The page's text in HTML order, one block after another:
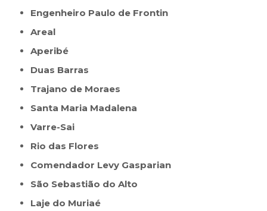
Engenheiro Paulo de Frontin
Areal
Aperibé
Duas Barras
Trajano de Moraes
Santa Maria Madalena
Varre-Sai
Rio das Flores
Comendador Levy Gasparian
São Sebastião do Alto
Laje do Muriaé